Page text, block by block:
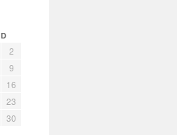
D
2
9
16
23
30